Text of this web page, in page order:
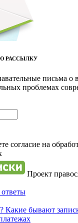
РАССЫЛКУ
письма о
проблемах
согласие на
Проект
Какие бывают